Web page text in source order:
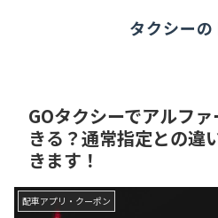
タクシー
GOタクシーでアルフ
きる？通常指定との違
きます！
配車アプリ・クーポン